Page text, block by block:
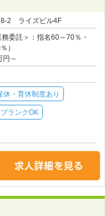
2 ライズビル4F
務委託＞：指名60～70％・
）
円～
休・育休制度あり
ブランクOK